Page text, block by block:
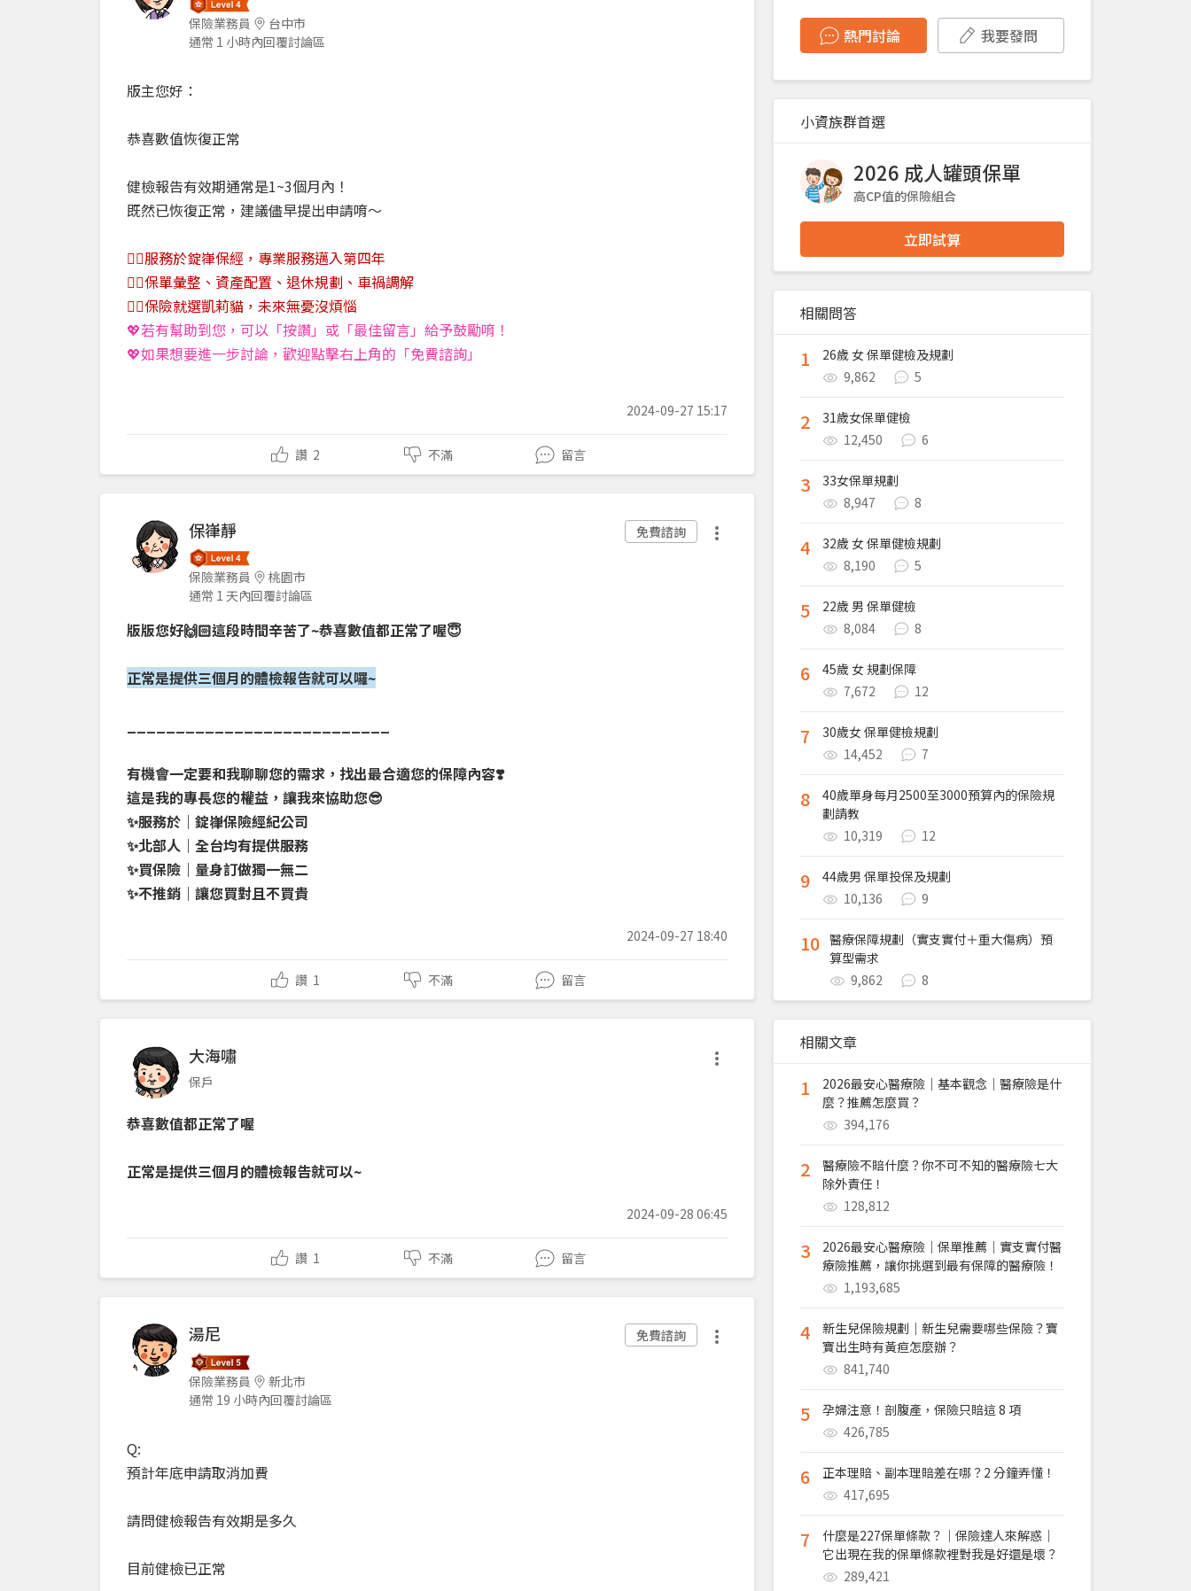
保險業務員
台中市
通常 1 小時內回覆討論區
版主您好：
恭喜數值恢復正常
健檢報告有效期通常是1~3個月內！
既然已恢復正常，建議儘早提出申請唷～
❤️‍🔥服務於錠嵂保經，專業服務邁入第四年
❤️‍🔥保單彙整、資產配置、退休規劃、車禍調解
❤️‍🔥保險就選凱莉貓，未來無憂沒煩惱
💖若有幫助到您，可以「按讚」或「最佳留言」給予鼓勵唷！
💖如果想要進一步討論，歡迎點擊右上角的「免費諮詢」
2024-09-27 15:17
讚 2 不滿 留言
保嵂靜
保險業務員
桃園市
通常 1 天內回覆討論區
免費諮詢
版版您好🙌🏻這段時間辛苦了~恭喜數值都正常了喔😇
正常是提供三個月的體檢報告就可以囉~
有機會一定要和我聊聊您的需求，找出最合適您的保障內容❣️
這是我的專長您的權益，讓我來協助您😎
✨服務於｜錠嵂保險經紀公司
✨北部人｜全台均有提供服務
✨買保險｜量身訂做獨一無二
✨不推銷｜讓您買對且不買貴
2024-09-27 18:40
讚 1 不滿 留言
大海嘯
保戶
恭喜數值都正常了喔
正常是提供三個月的體檢報告就可以~
2024-09-28 06:45
讚 1 不滿 留言
湯尼
保險業務員
新北市
通常 19 小時內回覆討論區
免費諮詢
Q:
預計年底申請取消加費
請問健檢報告有效期是多久
目前健檢已正常
熱門討論 我要發問
小資族群首選
2026 成人罐頭保單
高CP值的保險組合
立即試算
相關問答
1
26歲 女 保單健檢及規劃
9,862
5
2
31歲女保單健檢
12,450
6
3
33女保單規劃
8,947
8
4
32歲 女 保單健檢規劃
8,190
5
5
22歲 男 保單健檢
8,084
8
6
45歲 女 規劃保障
7,672
12
7
30歲女 保單健檢規劃
14,452
7
8
40歲單身每月2500至3000預算內的保險規
劃請教
10,319
12
9
44歲男 保單投保及規劃
10,136
9
10 醫療保障規劃（實支實付＋重大傷病）預
算型需求
9,862
8
相關文章
1
2026最安心醫療險｜基本觀念｜醫療險是什
麼？推薦怎麼買？
394,176
2
醫療險不賠什麼？你不可不知的醫療險七大
除外責任！
128,812
3
2026最安心醫療險｜保單推薦｜實支實付醫
療險推薦，讓你挑選到最有保障的醫療險！
1,193,685
4
新生兒保險規劃｜新生兒需要哪些保險？寶
寶出生時有黃疸怎麼辦？
841,740
5
孕婦注意！剖腹產，保險只賠這 8 項
426,785
6
正本理賠、副本理賠差在哪？2 分鐘弄懂！
417,695
7
什麼是227保單條款？｜保險達人來解惑｜
它出現在我的保單條款裡對我是好還是壞？
289,421